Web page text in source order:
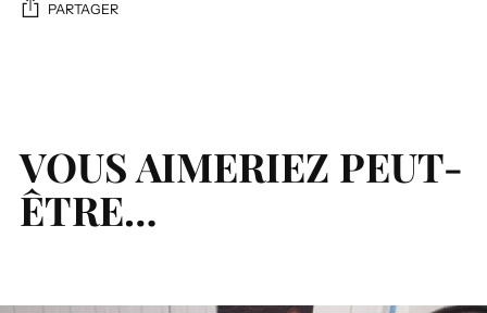
PARTAGER
votre
panier
VOUS AIMERIEZ PEUT-
ÊTRE…